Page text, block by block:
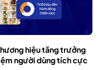
hiệu tăng trưởng
người dùng tích cực